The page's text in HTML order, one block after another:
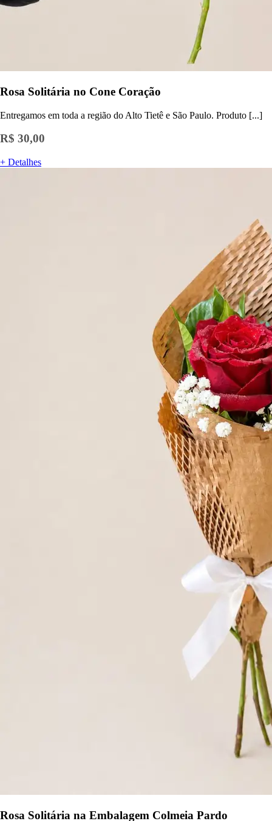
Rosa Solitária no Cone Coração
Entregamos em toda a região do Alto Tietê e São Paulo. Produto [...]
R$ 30,00
+ Detalhes
Rosa Solitária na Embalagem Colmeia Pardo